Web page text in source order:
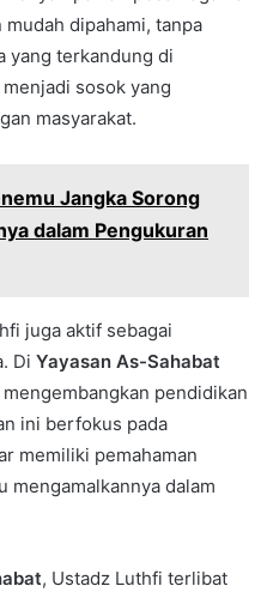
dipahami, tanpa
yang terkandung di
sosok yang
masyarakat.
Jangka Sorong
dalam Pengukuran
juga aktif sebagai
Di Yayasan As-Sahabat
pendidikan
ini berfokus pada
memiliki pemahaman
mengamalkannya dalam
, Ustadz Luthfi terlibat